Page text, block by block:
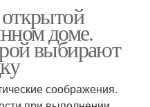
Изоляторы в
деревянном доме
доме.
выбирают
соображения.